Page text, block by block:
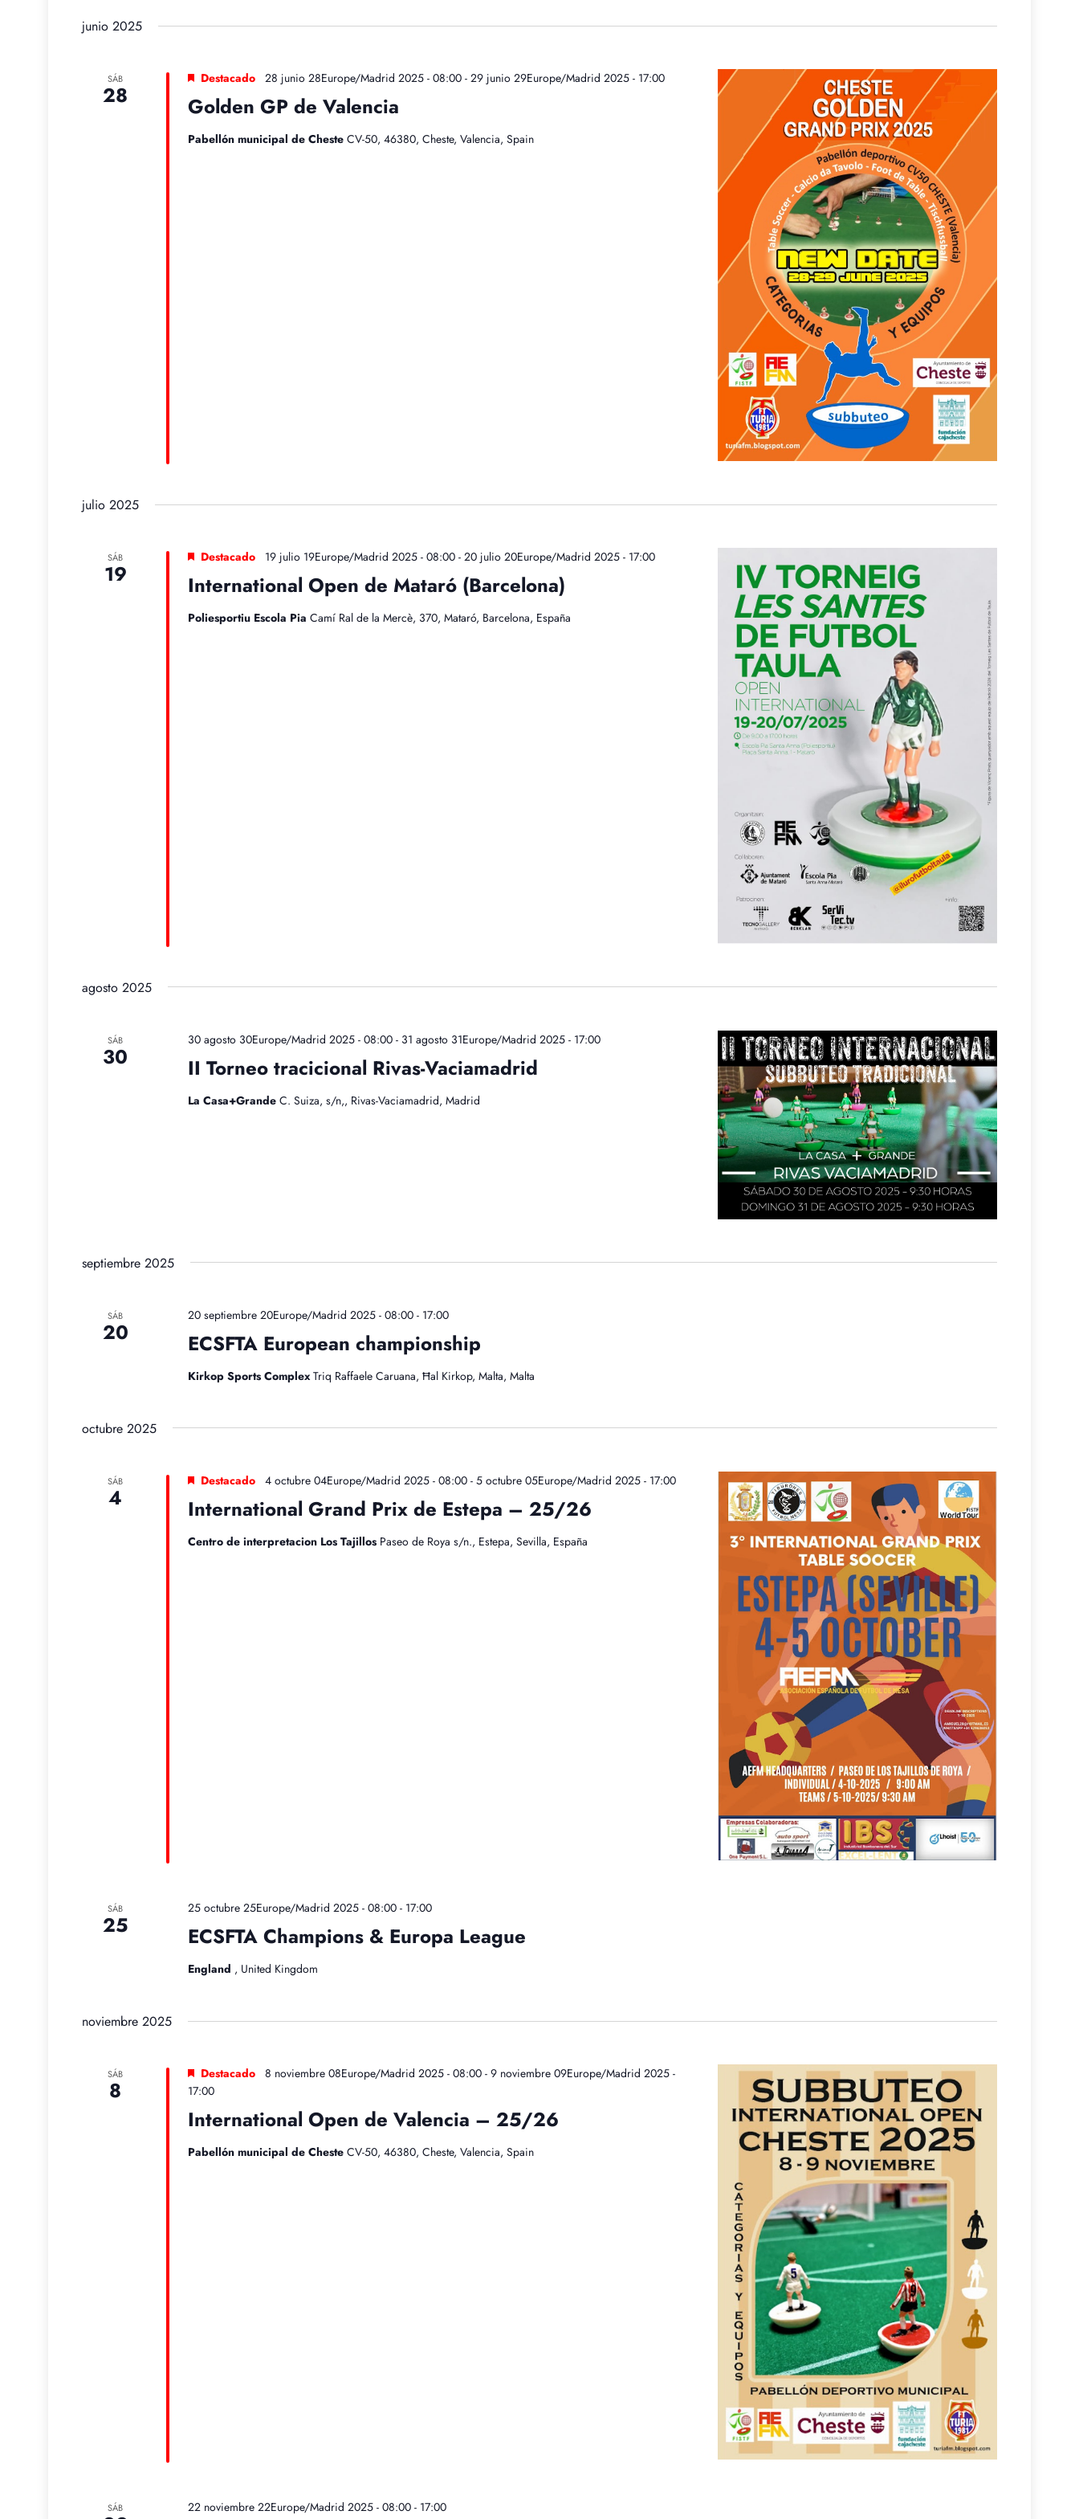
de
Eventos
la
clave.
junio 2025
SÁB
28 Golden GP de Valencia
Destacado 28 junio 28Europe/Madrid 2025 - 08:00- 29 junio 29Europe/Madrid 2025 - 17:00
Pabellón municipal de Cheste CV-50, 46380, Cheste, Valencia, Spain
julio 2025
SÁB
19 International Open de Mataró (Barcelona)
Destacado 19 julio 19Europe/Madrid 2025 - 08:00- 20 julio 20Europe/Madrid 2025 - 17:00
Poliesportiu Escola Pia Camí Ral de la Mercè, 370, Mataró, Barcelona, España
agosto 2025
SÁB
30 II Torneo tracicional Rivas-Vaciamadrid
30 agosto 30Europe/Madrid 2025 - 08:00- 31 agosto 31Europe/Madrid 2025 - 17:00
La Casa+Grande C. Suiza, s/n,, Rivas-Vaciamadrid, Madrid
septiembre 2025
SÁB
20 ECSFTA European championship
20 septiembre 20Europe/Madrid 2025 - 08:00- 17:00
Kirkop Sports ComplexTriq Raffaele Caruana, Ħal Kirkop, Malta, Malta
octubre 2025
SÁB
4 International Grand Prix de Estepa – 25/26
Destacado 4 octubre 04Europe/Madrid 2025 - 08:00- 5 octubre 05Europe/Madrid 2025 - 17:00
Centro de interpretacion Los Tajillos Paseo de Roya s/n., Estepa, Sevilla, España
SÁB
25 ECSFTA Champions & Europa League
25 octubre 25Europe/Madrid 2025 - 08:00- 17:00
England , United Kingdom
noviembre 2025
SÁB
8
International Open de Valencia – 25/26
Destacado 8 noviembre 08Europe/Madrid 2025 - 08:00- 9 noviembre 09Europe/Madrid 2025 -
17:00
Pabellón municipal de Cheste CV-50, 46380, Cheste, Valencia, Spain
SÁB 22 noviembre 22Europe/Madrid 2025 - 08:00- 17:00